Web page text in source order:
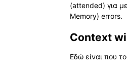
(attended) για
Memory) errors.
Context
Εδώ είναι που